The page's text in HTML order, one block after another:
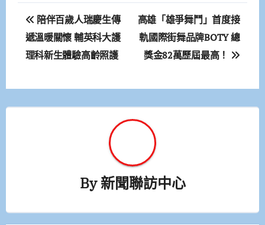
文
章
導
覽
陪伴百歲人瑞慶生傳
遞溫暖關懷 輔英科大護
理科新生體驗高齡照護
高雄「雄爭舞鬥」首度接
軌國際街舞品牌BOTY 總
獎金82萬歷屆最高！
By新聞聯訪中心